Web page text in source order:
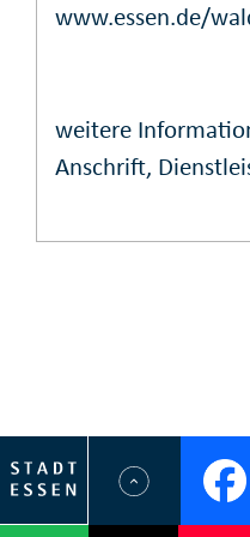
www.essen.de/
weitere
Anschrift,